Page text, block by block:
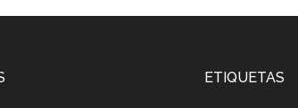
ETIQUETAS